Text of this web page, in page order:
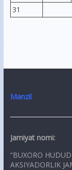
31
Manzil
Jamiyat nomi:
“BUXORO
AKSIYADORLIK